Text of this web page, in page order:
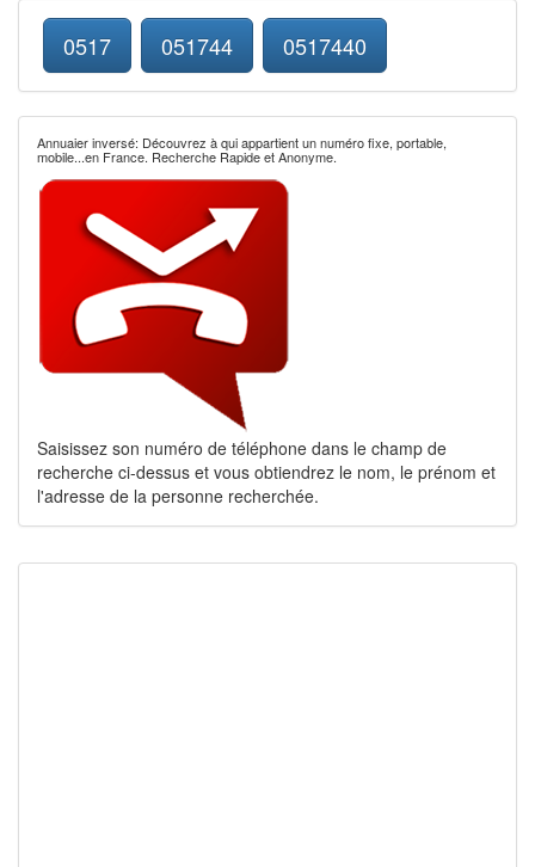
0517 051744 0517440
Annuaier inversé: Découvrez à qui appartient un numéro fixe, portable,
mobile...en France. Recherche Rapide et Anonyme.
Saisissez son numéro de téléphone dans le champ de
recherche ci-dessus et vous obtiendrez le nom, le prénom et
l'adresse de la personne recherchée.